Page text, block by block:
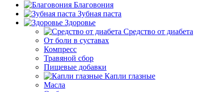
Благовония
Зубная паста
Здоровье
Средство от диабета
От боли в суставах
Компресс
Травяной сбор
Пищевые добавки
Капли глазные
Масла